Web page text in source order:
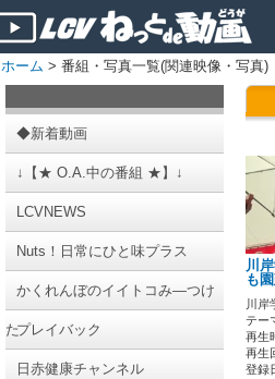
ホーム > 番組・写真一覧(関連映像・写真)
◆新着動画
↓【★ O.A.中の番組 ★】↓
LCVNEWS
Nuts！日常にひと味プラス
かくれんぼのイイトコみ―つけ
たプレイバック
日赤健康チャンネル
川
も
川岸
テー
再生
再生
登録